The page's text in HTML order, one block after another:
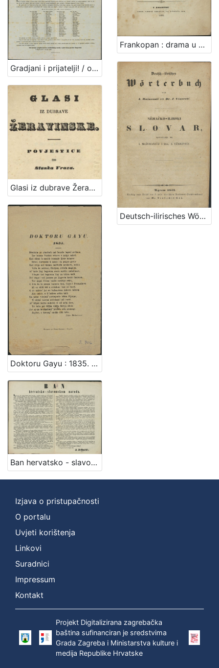
Gradjani i prijatelji! / od strane poglavarstva slobodnog kralj. i glavnog grada Zagreba. U Zagrebu dne 8. travnja 1861.
Glasi iz dubrave Žeravinske : povjestice / od Stanka Vraza.
Frankopan : drama u pet činah / od Mirka Bogovića
Doktoru Gayu : 1835. / Ivan Mažuranić
Deutsch-ilirisches Wörterbuch / sastavljen po I. Mažuraniću i J. Užareviću
Ban hervatsko - slavonskom narodu / U Zagrebu dne 26. lipnja 1850. J. Jellačić, ban
Izjava o pristupačnosti
O portalu
Uvjeti korištenja
Linkovi
Suradnici
Impressum
Kontakt
Projekt Digitalizirana zagrebačka
baština sufinanciran je sredstvima
Grada Zagreba i Ministarstva kulture i
medija Republike Hrvatske